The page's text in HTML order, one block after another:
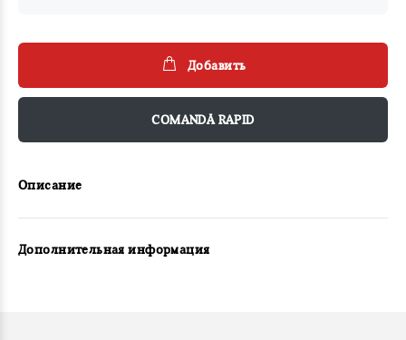
Добавить
COMANDĂ RAPID
Описание
Дополнительная информация